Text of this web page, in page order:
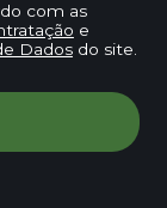
com as
e
Dadosdo site.